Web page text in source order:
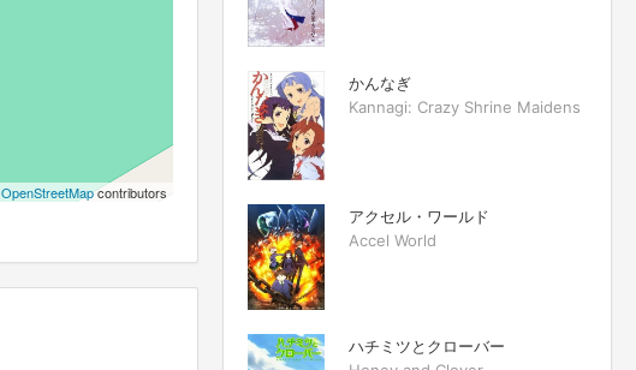
OpenStreetMapcontributors
かんなぎ
Kannagi: Crazy Shrine Maidens
アクセル・ワールド
Accel World
ハチミツとクローバー